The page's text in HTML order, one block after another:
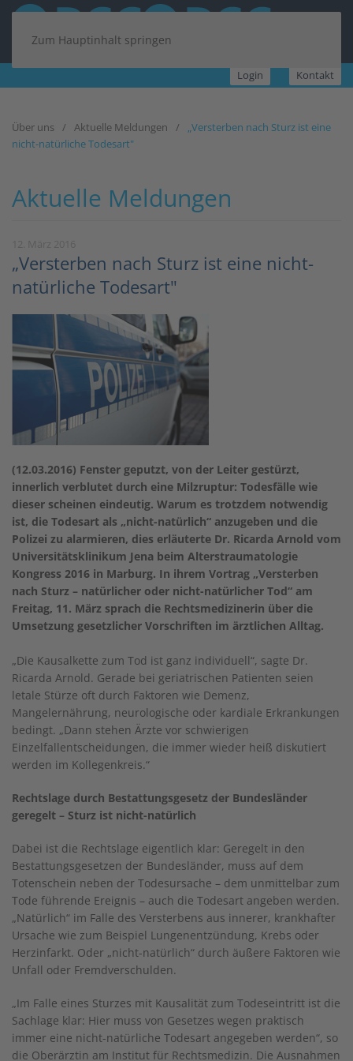
Zum Hauptinhalt springen
Login Kontakt
Über uns Aktuelle Meldungen
„Versterben nach Sturz ist eine
nicht-natürliche Todesart"
Aktuelle Meldungen
„Versterben nach Sturz ist eine nicht-
natürliche Todesart"
(12.03.2016) Fenster geputzt, von der Leiter gestürzt,
innerlich verblutet durch eine Milzruptur: Todesfälle wie
dieser scheinen eindeutig. Warum es trotzdem notwendig
ist, die Todesart als „nicht-natürlich“ anzugeben und die
Polizei zu alarmieren, dies erläuterte Dr. Ricarda Arnold vom
Universitätsklinikum Jena beim Alterstraumatologie
Kongress 2016 in Marburg. In ihrem Vortrag „Versterben
nach Sturz – natürlicher oder nicht-natürlicher Tod“ am
Freitag, 11. März sprach die Rechtsmedizinerin über die
Umsetzung gesetzlicher Vorschriften im ärztlichen Alltag.
„Die Kausalkette zum Tod ist ganz individuell“, sagte Dr.
Ricarda Arnold. Gerade bei geriatrischen Patienten seien
letale Stürze oft durch Faktoren wie Demenz,
Mangelernährung, neurologische oder kardiale Erkrankungen
bedingt. „Dann stehen Ärzte vor schwierigen
Einzelfallentscheidungen, die immer wieder heiß diskutiert
werden im Kollegenkreis.“
Rechtslage durch Bestattungsgesetz der Bundesländer
geregelt – Sturz ist nicht-natürlich
Dabei ist die Rechtslage eigentlich klar: Geregelt in den
Bestattungsgesetzen der Bundesländer, muss auf dem
Totenschein neben der Todesursache – dem unmittelbar zum
Tode führende Ereignis – auch die Todesart angeben werden.
„Natürlich“ im Falle des Versterbens aus innerer, krankhafter
Ursache wie zum Beispiel Lungenentzündung, Krebs oder
Herzinfarkt. Oder „nicht-natürlich“ durch äußere Faktoren wie
Unfall oder Fremdverschulden.
„Im Falle eines Sturzes mit Kausalität zum Todeseintritt ist die
Sachlage klar: Hier muss von Gesetzes wegen praktisch
immer eine nicht-natürliche Todesart angegeben werden“, so
die Oberärztin am Institut für Rechtsmedizin. Die Ausnahmen